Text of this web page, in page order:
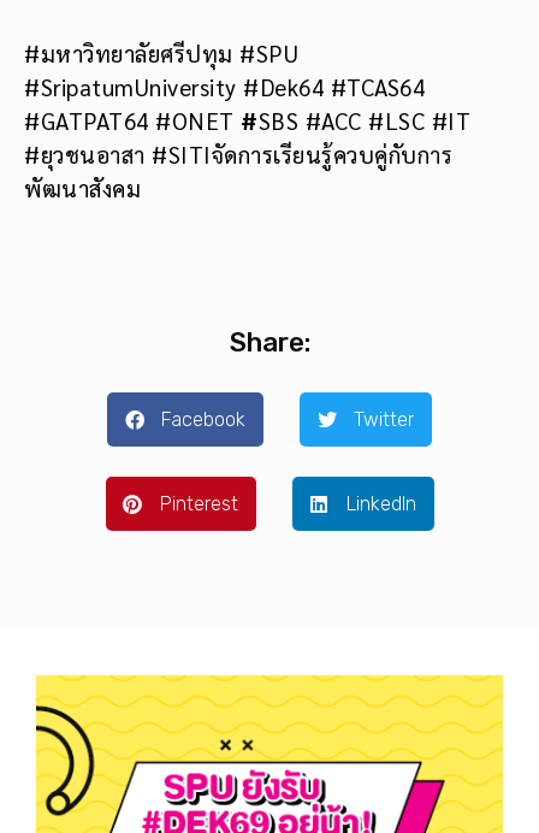
#มหาวิทยาลัยศรีปทุม #SPU
#SripatumUniversity #Dek64 #TCAS64
#GATPAT64 #ONET #SBS #ACC #LSC #IT
#ยุวชนอาสา #SITIจัดการเรียนรู้ควบคู่กับการ
พัฒนาสังคม
Share:
Facebook Twitter
Pinterest LinkedIn